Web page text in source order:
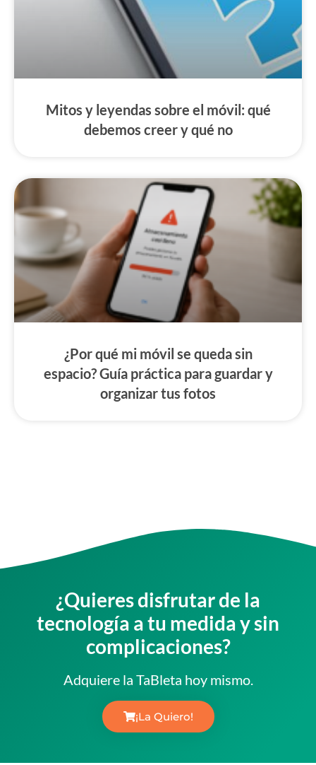
Mitos y leyendas sobre el móvil: qué
debemos creer y qué no
¿Por qué mi móvil se queda sin
espacio? Guía práctica para guardar y
organizar tus fotos
¿Quieres disfrutar de la
tecnología a tu medida y sin
complicaciones?
Adquiere la TaBleta hoy mismo.
¡La Quiero!